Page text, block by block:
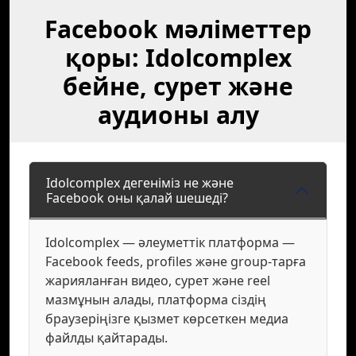
Facebook мәліметтер
қоры: Idolcomplex
бейне, сурет және
аудионы алу
Idolcomplex дегеніміз не және
Facebook оны қалай шешеді?
Idolcomplex — әлеуметтік платформа —
Facebook feeds, profiles және group-тарға
жарияланған видео, сурет және reel
мазмұнын алады, платформа сіздің
браузеріңізге қызмет көрсеткен медиа
файлды қайтарады.